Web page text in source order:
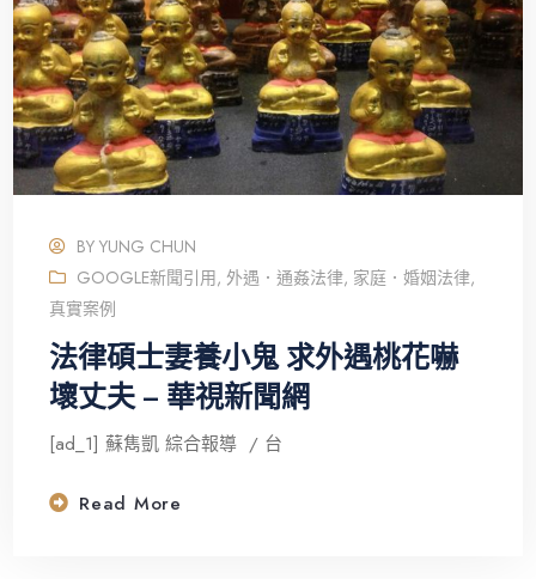
BYYUNG CHUN
GOOGLE新聞引用, 外遇．通姦法律, 家庭．婚姻法律,
真實案例
法律碩士妻養小鬼 求外遇桃花嚇
壞丈夫 – 華視新聞網
[ad_1] 蘇雋凱 綜合報導 / 台
Read More